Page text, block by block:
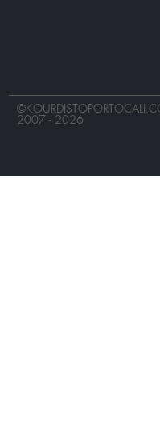
©
2007 - 2026